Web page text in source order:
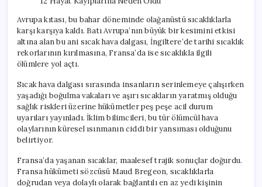
Hayat
Kayıplarına
Neden
Oldu
için
Avrupa kıtası, bu bahar döneminde olağanüstü sıcaklıklarla
karşı karşıya kaldı. Batı Avrupa’nın büyük bir kesimini etkisi
altına alan bu ani sıcak hava dalgası, İngiltere’de tarihi sıcaklık
rekorlarının kırılmasına, Fransa’da ise sıcaklıkla ilgili
ölümlere yol açtı.
Sıcak hava dalgası sırasında insanların serinlemeye çalışırken
yaşadığı boğulma vakaları ve aşırı sıcakların yaratmış olduğu
sağlık riskleri üzerine hükümetler peş peşe acil durum
uyarıları yayınladı. İklim bilimcileri, bu tür ölümcül hava
olaylarının küresel ısınmanın ciddi bir yansıması olduğunu
belirtiyor.
Fransa’da yaşanan sıcaklar, maalesef trajik sonuçlar doğurdu.
Fransa hükümeti sözcüsü Maud Bregeon, sıcaklıklarla
doğrudan veya dolaylı olarak bağlantılı en az yedi kişinin